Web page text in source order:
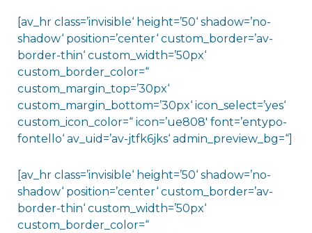
[av_hr class=’invisible‘ height=’50‘ shadow=’no-
shadow‘ position=’center‘ custom_border=’av-
border-thin‘ custom_width=’50px‘
custom_border_color=“
custom_margin_top=’30px‘
custom_margin_bottom=’30px‘ icon_select=’yes‘
custom_icon_color=“ icon=’ue808′ font=’entypo-
fontello‘ av_uid=’av-jtfk6jks‘ admin_preview_bg=“]
[av_hr class=’invisible‘ height=’50‘ shadow=’no-
shadow‘ position=’center‘ custom_border=’av-
border-thin‘ custom_width=’50px‘
custom_border_color=“